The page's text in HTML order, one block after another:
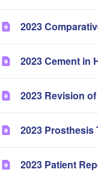
2023
2023 Cement in
2023 Revision
2023 Prosthesis
2023 Patient